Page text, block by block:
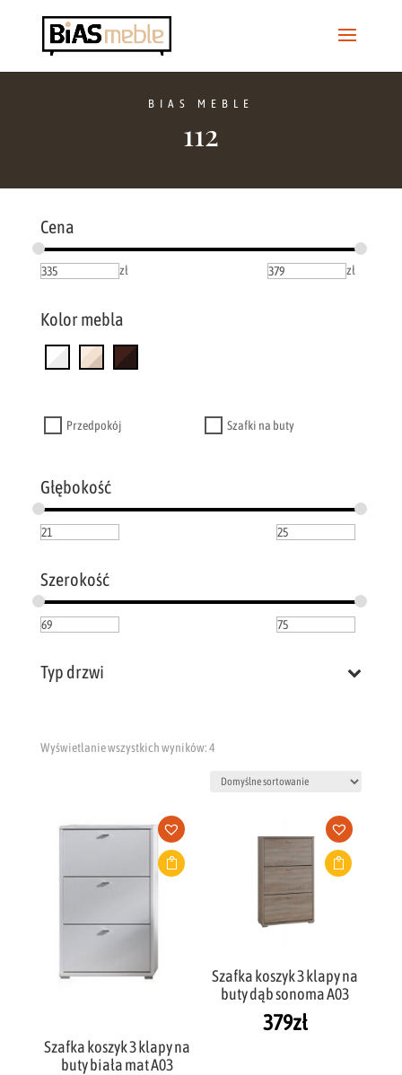
BIAS MEBLE
112
Cena
zł zł
Kolor mebla
Przedpokój Szafki na buty
Głębokość
Szerokość
Typ drzwi
Wyświetlanie wszystkich wyników: 4
Szafka koszyk 3 klapy na
buty biała mat A03
Szafka koszyk 3 klapy na
buty dąb sonoma A03
379zł